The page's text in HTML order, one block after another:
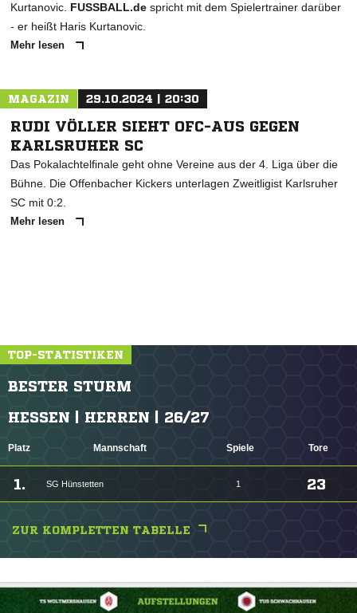
Kurtanovic. FUSSBALL.de spricht mit dem Spielertrainer darüber
- er heißt Haris Kurtanovic.
Mehr lesen
MAGAZIN 29.10.2024 | 20:30
RUDI VÖLLER SIEHT OFC-AUS GEGEN
KARLSRUHER SC
Das Pokalachtelfinale geht ohne Vereine aus der 4. Liga über die
Bühne. Die Offenbacher Kickers unterlagen Zweitligist Karlsruher
SC mit 0:2.
Mehr lesen
TOP-STATISTIKEN
BESTER STURM
HESSEN | HERREN | 26/27
Platz Mannschaft Spiele Tore
1. SG Hünstetten 1 23
ZUR KOMPLETTEN TABELLE